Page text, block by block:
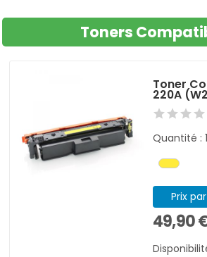
Toners
Toner
220A
Quantité :
Prix
49,90